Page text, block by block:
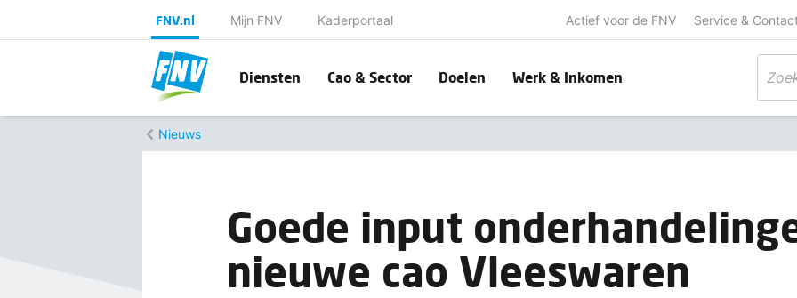
FNV.nl Mijn FNV Kaderportaal Actief voor de FNV Service &
Diensten Cao & Sector Doelen Werk & Inkomen
Nieuws
Goede input
nieuwe cao Vleeswaren